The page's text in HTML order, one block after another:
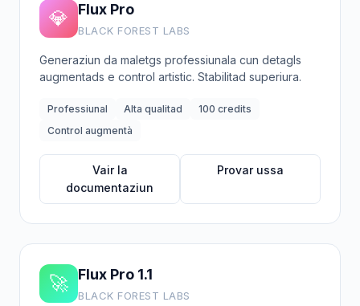
💎 Flux Pro
BLACK FOREST LABS
Generaziun da maletgs professiunala cun detagls
augmentads e control artistic. Stabilitad superiura.
Professiunal Alta qualitad
100 credits
Control augmentà
Vair la
documentaziun
Provar ussa
🚀 Flux Pro 1.1
BLACK FOREST LABS